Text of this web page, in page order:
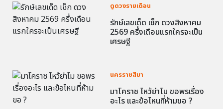
ดูดวงรายเดือน
รักษ์เลขเด็ด เช็ก ดวงสิงหาคม
2569 ครึ่งเดือนแรกใครจะเป็น
เศรษฐี
นครราชสีมา
มาโคราช ไหว้ย่าโม ขอพรเรื่อง
อะไร และข้อไหนที่ห้ามขอ ?